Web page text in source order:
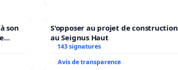
son
S'opposer au projet de construction
au Seignus Haut
143 signatures
Avis de transparence